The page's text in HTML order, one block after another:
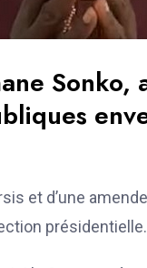
et d’une
présidentielle.